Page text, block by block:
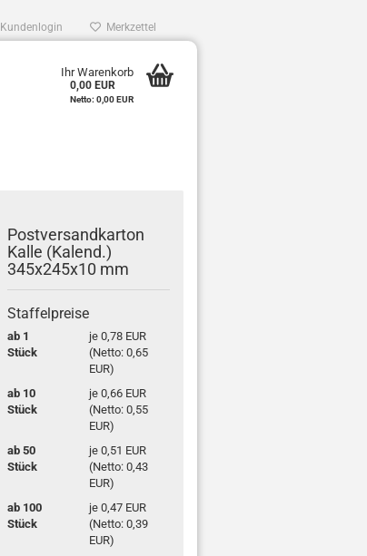
Kundenlogin Merkzettel
Ihr Warenkorb
0,00 EUR
Netto: 0,00 EUR
Post­ver­sand­kar­ton
Kalle (Ka­lend.)
345x245x10 mm
Staffelpreise
ab 1
Stück
je 0,78 EUR
(Netto: 0,65
EUR)
ab 10
Stück
je 0,66 EUR
(Netto: 0,55
EUR)
ab 50
Stück
je 0,51 EUR
(Netto: 0,43
EUR)
ab 100
Stück
je 0,47 EUR
(Netto: 0,39
EUR)